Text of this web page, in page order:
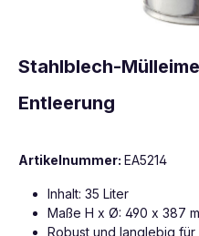
Stahlblech-
Entleerung
Artikelnummer: EA5214
Inhalt: 35 Liter
Maße H x Ø: 490 x 387
Robust und langlebig